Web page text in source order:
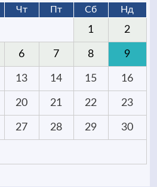
Чт Пт Сб Нд
1 2
6 7 8 9
13 14 15 16
20 21 22 23
27 28 29 30